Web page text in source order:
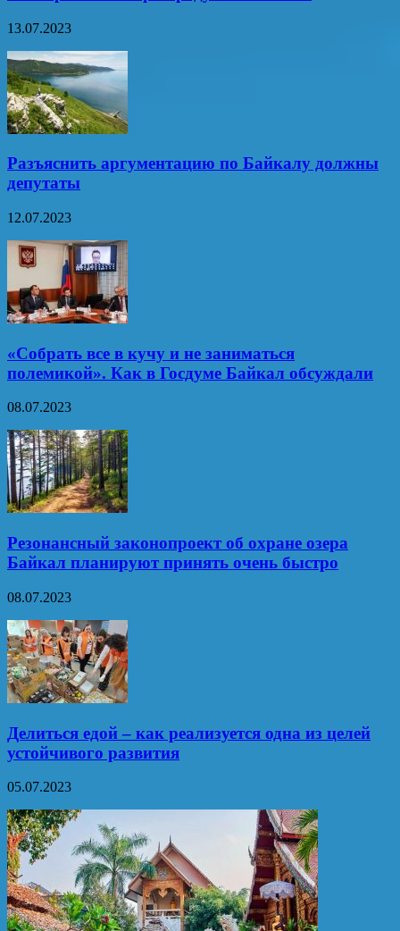
13.07.2023
Разъяснить аргументацию по Байкалу должны
депутаты
12.07.2023
«Собрать все в кучу и не заниматься
полемикой». Как в Госдуме Байкал обсуждали
08.07.2023
Резонансный законопроект об охране озера
Байкал планируют принять очень быстро
08.07.2023
Делиться едой – как реализуется одна из целей
устойчивого развития
05.07.2023